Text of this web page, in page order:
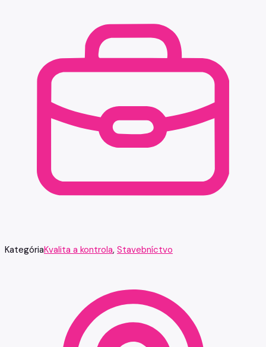
KategóriaKvalita a kontrola, Stavebníctvo